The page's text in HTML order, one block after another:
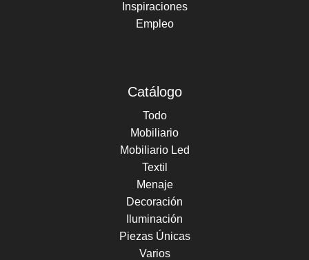
Inspiraciones
Empleo
Catálogo
Todo
Mobiliario
Mobiliario Led
Textil
Menaje
Decoración
Iluminación
Piezas Únicas
Varios